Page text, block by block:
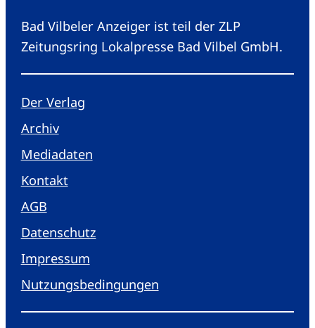
Bad Vilbeler Anzeiger ist teil der ZLP
Zeitungsring Lokalpresse Bad Vilbel GmbH.
Der Verlag
Archiv
Mediadaten
Kontakt
AGB
Datenschutz
Impressum
Nutzungsbedingungen